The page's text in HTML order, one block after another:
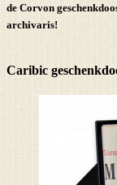
de Corvon
archivaris!
Caribic